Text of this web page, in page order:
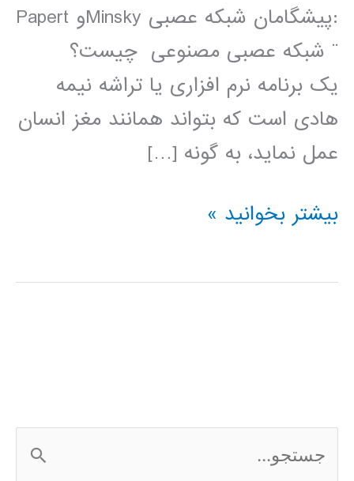
:پیشگامان شبکه عصبی Minskyو Papert
¨ شبکه عصبی مصنوعی چيست؟
یک برنامه نرم افزاری يا تراشه نیمه
هادی است که بتواند همانند مغز انسان
عمل نمايد، به گونه […]
شبکه
مصنوعی
بیشتر بخوانید »